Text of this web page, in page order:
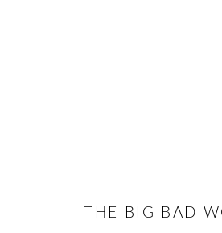
THE BIG BAD